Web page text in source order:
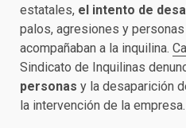
estatales, el intento de
palos, agresiones y
acompañaban a la inquilina.
Sindicato de Inquilinas
personas y la desaparición
la intervención de la empresa.